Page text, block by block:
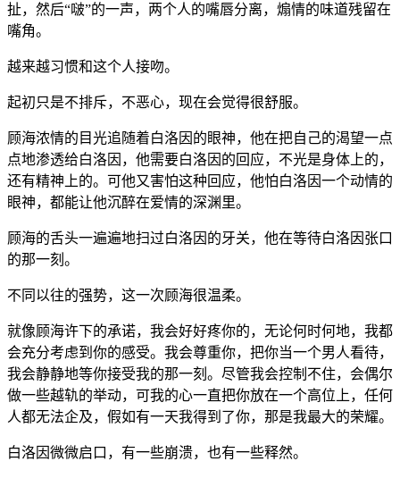
扯，然后“啵”的一声，两个人的嘴唇分离，煽情的味道残留在
嘴角。
越来越习惯和这个人接吻。
起初只是不排斥，不恶心，现在会觉得很舒服。
顾海浓情的目光追随着白洛因的眼神，他在把自己的渴望一点
点地渗透给白洛因，他需要白洛因的回应，不光是身体上的，
还有精神上的。可他又害怕这种回应，他怕白洛因一个动情的
眼神，都能让他沉醉在爱情的深渊里。
顾海的舌头一遍遍地扫过白洛因的牙关，他在等待白洛因张口
的那一刻。
不同以往的强势，这一次顾海很温柔。
就像顾海许下的承诺，我会好好疼你的，无论何时何地，我都
会充分考虑到你的感受。我会尊重你，把你当一个男人看待，
我会静静地等你接受我的那一刻。尽管我会控制不住，会偶尔
做一些越轨的举动，可我的心一直把你放在一个高位上，任何
人都无法企及，假如有一天我得到了你，那是我最大的荣耀。
白洛因微微启口，有一些崩溃，也有一些释然。